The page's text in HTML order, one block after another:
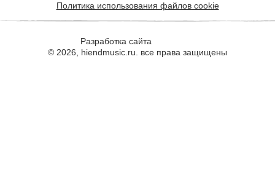
Политика использования файлов cookie
Разработка сайта
© 2026, hiendmusic.ru. все права защищены